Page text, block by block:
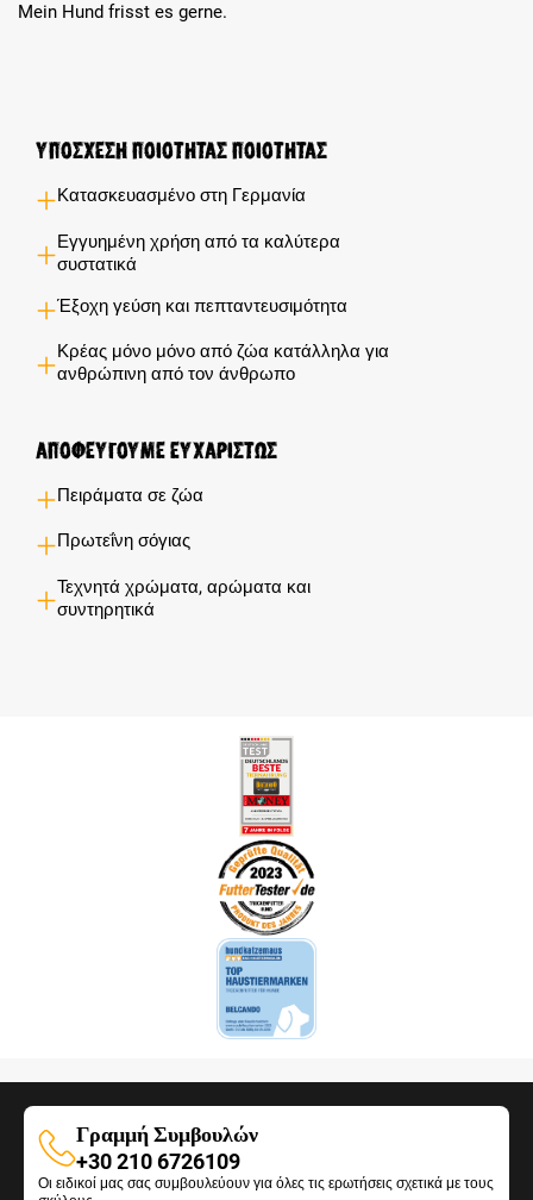
Mein Hund frisst es gerne.
Υποσχέση ποιότητας ποιότητας
Κατασκευασμένο στη Γερμανία
Εγγυημένη χρήση από τα καλύτερα
συστατικά
Έξοχη γεύση και πεπταντευσιμότητα
Κρέας μόνο μόνο από ζώα κατάλληλα για
ανθρώπινη από τον άνθρωπο
Αποφεύγουμε ευχαρίστως
Πειράματα σε ζώα
Πρωτεΐνη σόγιας
Τεχνητά χρώματα, αρώματα και
συντηρητικά
Γραμμή Συμβουλών
Γραμμή
Συμβουλών
+30 210 6726109
Οι ειδικοί μας σας συμβουλεύουν για όλες τις ερωτήσεις σχετικά με τους